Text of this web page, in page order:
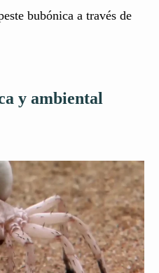
bubónica a través de
y ambiental